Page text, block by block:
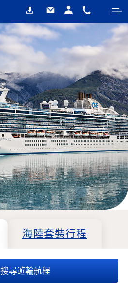
海陸套裝行程
搜尋遊輪航程